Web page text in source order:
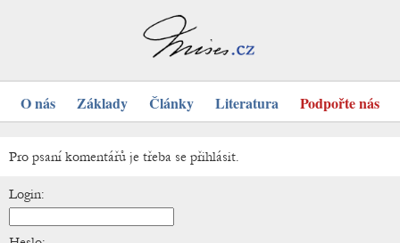
O nás Základy Články Literatura Podpořte nás
Pro psaní komentářů je třeba se přihlásit.
Login: